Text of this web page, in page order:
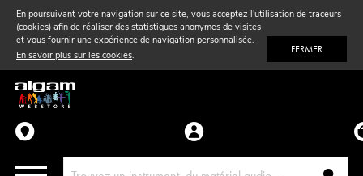
En poursuivant votre navigation sur ce site, vous acceptez l'utilisation de traceurs
(cookies) afin de réaliser des statistiques anonymes de visites
et vous fournir une expérience de navigation personnalisée.
En savoir plus sur les cookies. FERMER
Vent& Violon
Accessoires
Pièces détachées